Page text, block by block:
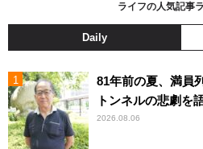
ライフの人気記事
Daily
81年前の夏、満
トンネルの悲劇を
2026.08.06